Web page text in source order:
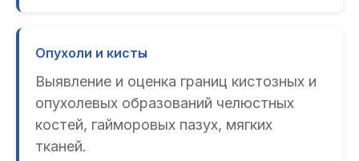
Опухоли и кисты
Выявление и оценка границ кистозных и
опухолевых образований челюстных
костей, гайморовых пазух, мягких
тканей.